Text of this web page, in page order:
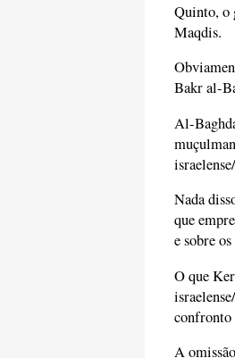
Quinto, o
Maqdis.
Bakr al-
Al-
Nada
que
e sobre
O que
confronto
A